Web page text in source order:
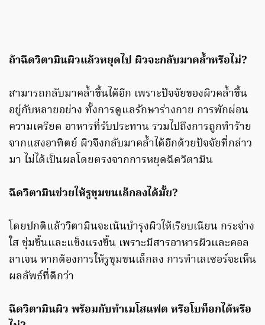
ถ้าฉีดวิตามินผิวแล้วหยุดไป ผิวจะกลับมาคล้ำหรือไม่?
สามารถกลับมาคล้ำขึ้นได้อีก เพราะปัจจัยของผิวคล้ำขึ้น
อยู่กับหลายอย่าง ทั้งการดูแลรักษาร่างกาย การพักผ่อน
ความเครียด อาหารที่รับประทาน รวมไปถึงการถูกทำร้าย
จากแสงอาทิตย์ ผิวจึงกลับมาคล้ำได้อีกด้วยปัจจัยที่กล่าว
มา ไม่ได้เป็นผลโดยตรงจากการหยุดฉีดวิตามิน
ฉีดวิตามินช่วยให้รูขุมขนเล็กลงได้มั้ย?
โดยปกติแล้ววิตามินจะเน้นบำรุงผิวให้เรียบเนียน กระจ่าง
ใส ชุ่มชื้นและแข็งแรงขึ้น เพราะมีสารอาหารผิวและคอล
ลาเจน หากต้องการให้รูขุมขนเล็กลง การทำเลเซอร์จะเห็น
ผลลัพธ์ที่ดีกว่า
ฉีดวิตามินผิว พร้อมกับทำเมโสแฟต หรือโบท็อกได้หรือ